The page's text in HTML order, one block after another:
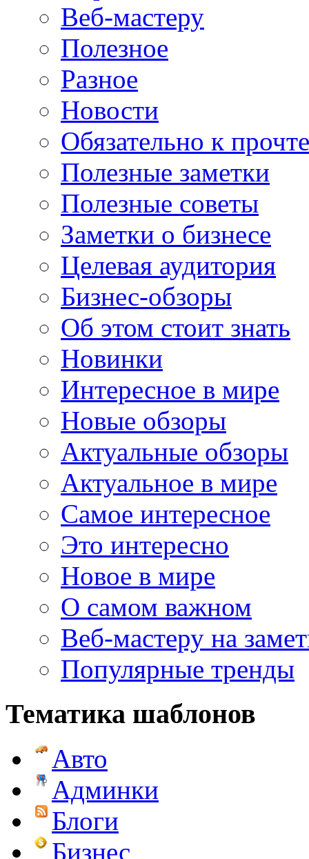
Веб-мастеру
Полезное
Разное
Новости
Обязательно к
Полезные заметки
Полезные советы
Заметки о бизнесе
Целевая аудитория
Бизнес-обзоры
Об этом стоит знать
Новинки
Интересное в мире
Новые обзоры
Актуальные обзоры
Актуальное в мире
Самое интересное
Это интересно
Новое в мире
О самом важном
Веб-мастеру на
Популярные тренды
Тематика шаблонов
Авто
Админки
Блоги
Бизнес